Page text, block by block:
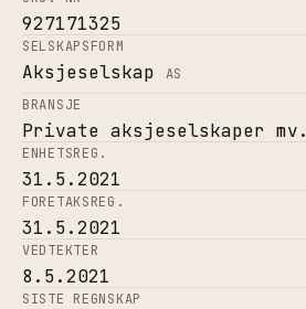
927171325
SELSKAPSFORM
Aksjeselskap
AS
BRANSJE
Private aksjeselskaper mv.
ENHETSREG.
31.5.2021
FORETAKSREG.
31.5.2021
VEDTEKTER
8.5.2021
SISTE REGNSKAP